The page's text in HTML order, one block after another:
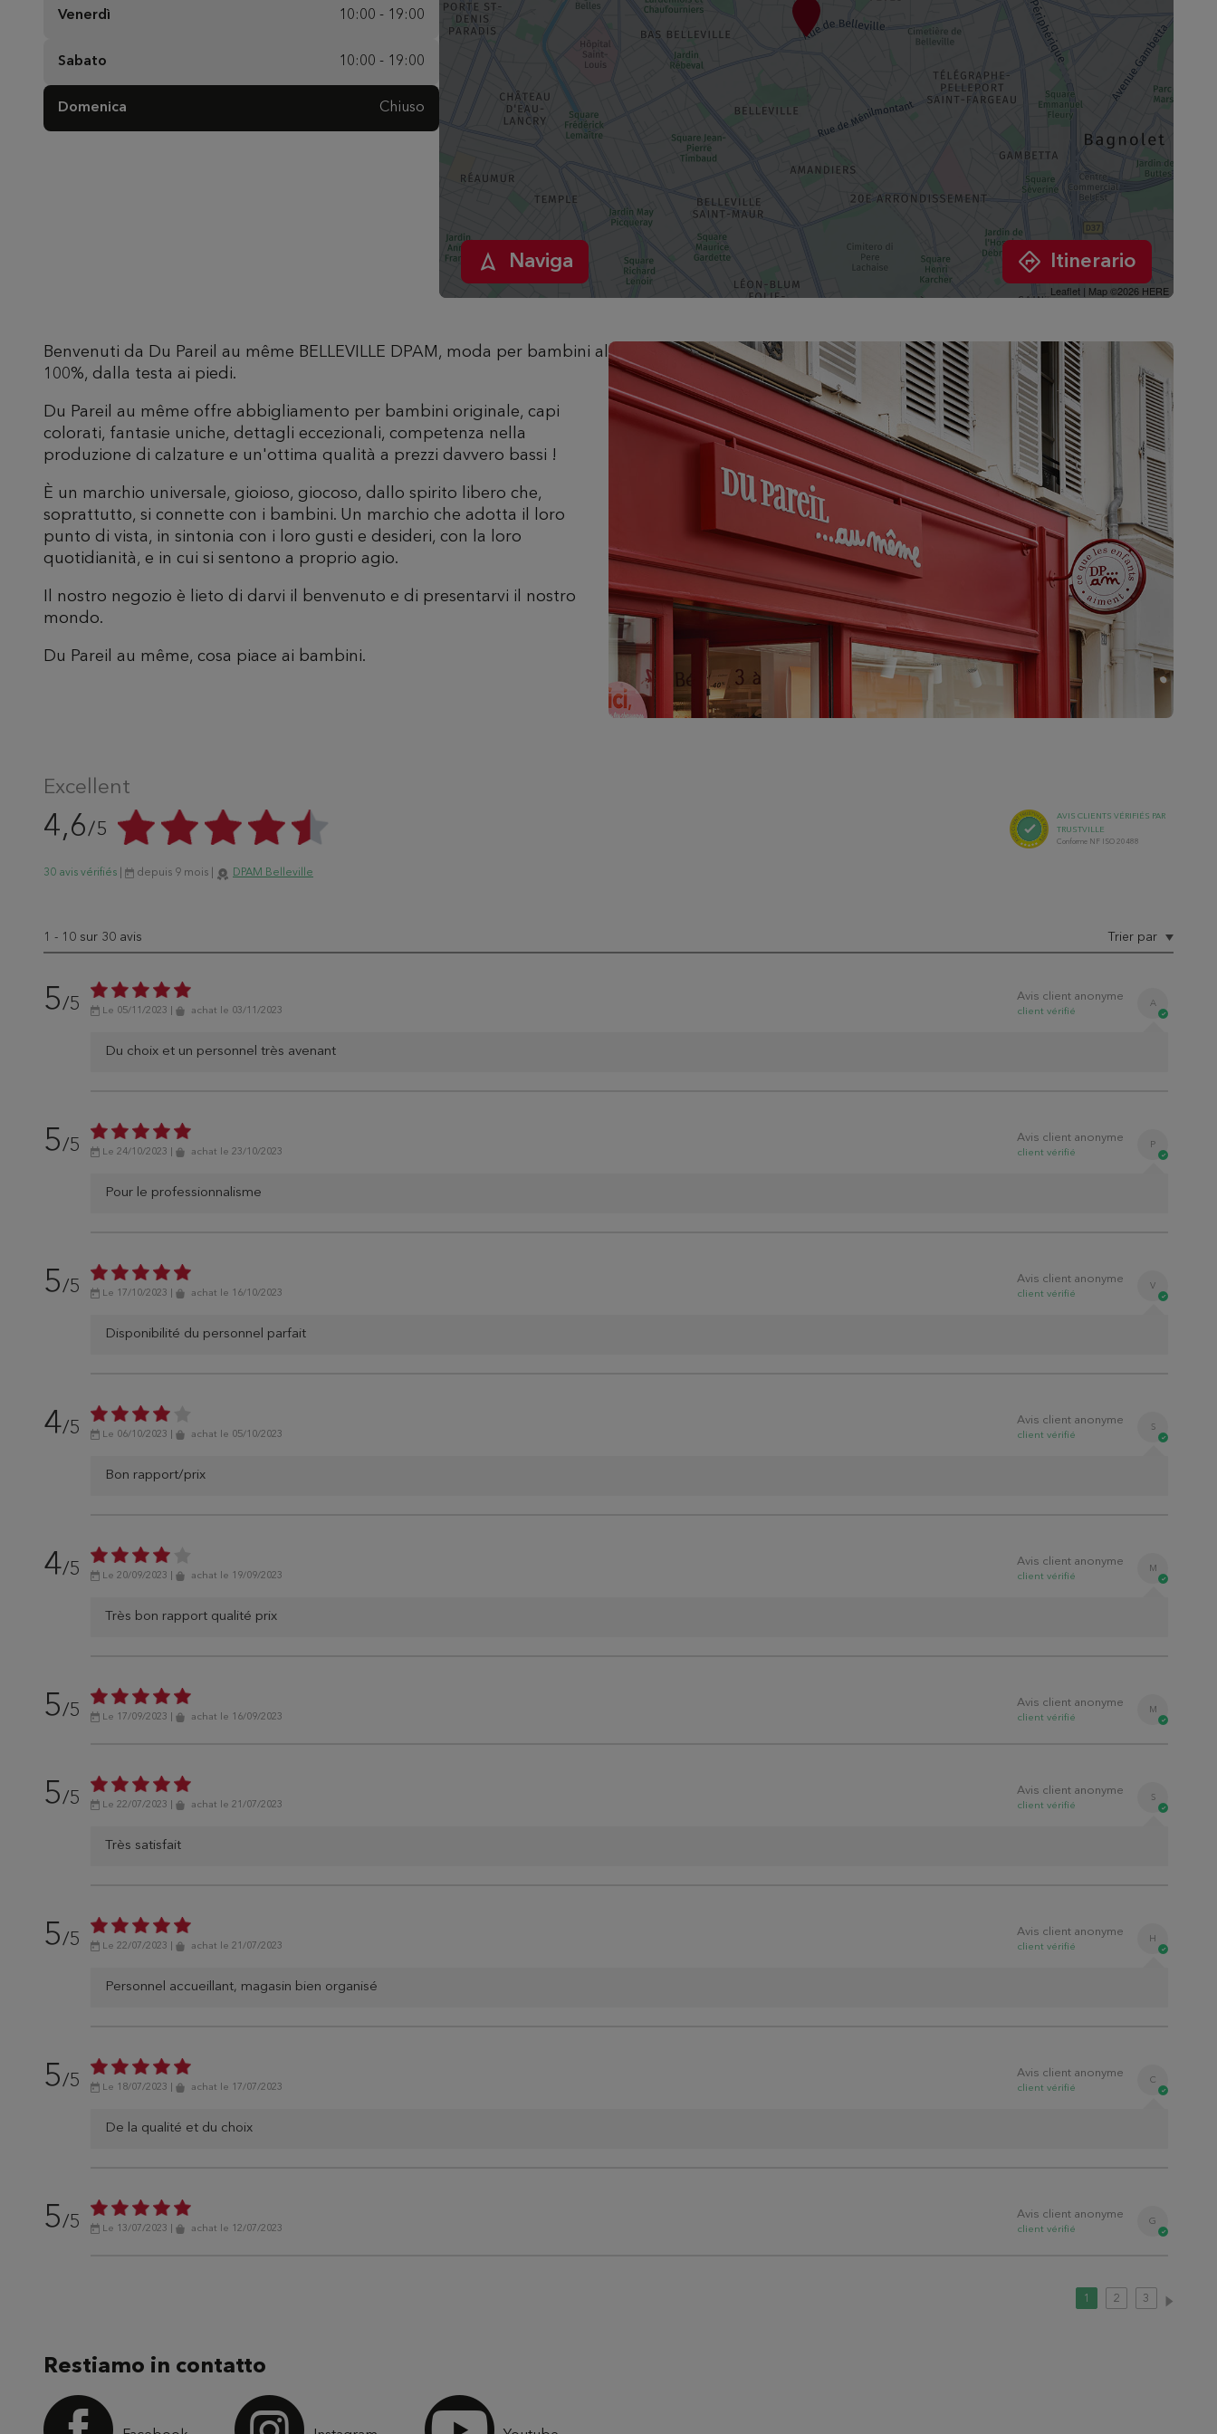
Venerdì 10:00 - 19:00
Sabato 10:00 - 19:00
Domenica Chiuso
Leaflet | Map ©2026 HERE
Naviga Itinerario
Benvenuti da Du Pareil au même BELLEVILLE DPAM, moda per bambini al
100%, dalla testa ai piedi.
Du Pareil au même offre abbigliamento per bambini originale, capi
colorati, fantasie uniche, dettagli eccezionali, competenza nella
produzione di calzature e un'ottima qualità a prezzi davvero bassi !
È un marchio universale, gioioso, giocoso, dallo spirito libero che,
soprattutto, si connette con i bambini. Un marchio che adotta il loro
punto di vista, in sintonia con i loro gusti e desideri, con la loro
quotidianità, e in cui si sentono a proprio agio.
Il nostro negozio è lieto di darvi il benvenuto e di presentarvi il nostro
mondo.
Du Pareil au même, cosa piace ai bambini.
Excellent
4,6/5
AVIS CLIENTS VÉRIFIÉS PAR
TRUSTVILLE
Conforme NF ISO 20488
30 avis vérifiés depuis 9 mois DPAM Belleville
1 - 10 sur 30 avis Trier par
5/5 Le 05/11/2023 achat le 03/11/2023
Avis client anonyme
client vérifié
A
Du choix et un personnel très avenant
5/5 Le 24/10/2023 achat le 23/10/2023
Avis client anonyme
client vérifié
P
Pour le professionnalisme
5/5 Le 17/10/2023 achat le 16/10/2023
Avis client anonyme
client vérifié
V
Disponibilité du personnel parfait
4/5 Le 06/10/2023 achat le 05/10/2023
Avis client anonyme
client vérifié
S
Bon rapport/prix
4/5 Le 20/09/2023 achat le 19/09/2023
Avis client anonyme
client vérifié
M
Très bon rapport qualité prix
5/5 Le 17/09/2023 achat le 16/09/2023
Avis client anonyme
client vérifié
M
5/5 Le 22/07/2023 achat le 21/07/2023
Avis client anonyme
client vérifié
S
Très satisfait
5/5 Le 22/07/2023 achat le 21/07/2023
Avis client anonyme
client vérifié
H
Personnel accueillant, magasin bien organisé
5/5 Le 18/07/2023 achat le 17/07/2023
Avis client anonyme
client vérifié
C
De la qualité et du choix
5/5 Le 13/07/2023 achat le 12/07/2023
Avis client anonyme
client vérifié
G
1 2 3
Restiamo in contatto